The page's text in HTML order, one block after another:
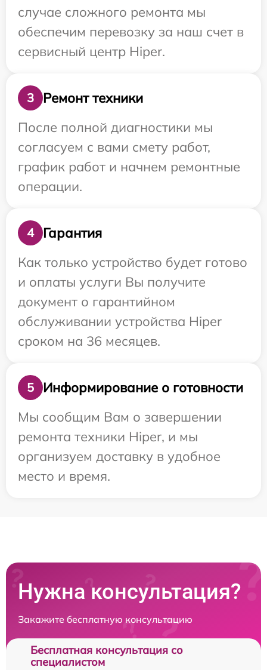
случае сложного ремонта мы
обеспечим перевозку за наш счет в
сервисный центр Hiper.
3
Ремонт техники
После полной диагностики мы
согласуем с вами смету работ,
график работ и начнем ремонтные
операции.
4
Гарантия
Как только устройство будет готово
и оплаты услуги Вы получите
документ о гарантийном
обслуживании устройства Hiper
сроком на 36 месяцев.
5
Информирование о готовности
Мы сообщим Вам о завершении
ремонта техники Hiper, и мы
организуем доставку в удобное
место и время.
Нужна консультация?
Закажите бесплатную консультацию
Бесплатная консультация со
специалистом